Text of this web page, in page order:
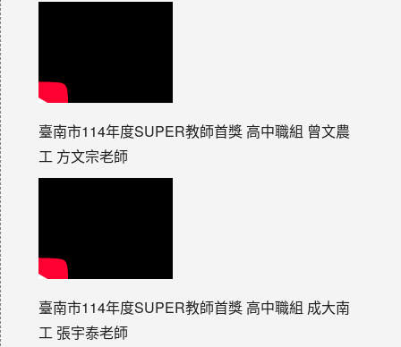
臺南市114年度SUPER教師首獎 高中職組 曾文農
工 方文宗老師
臺南市114年度SUPER教師首獎 高中職組 成大南
工 張宇泰老師